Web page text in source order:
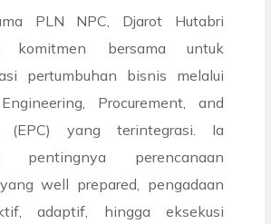
PLN NPC, Djarot Hutabri
komitmen bersama untuk
pertumbuhan bisnis melalui
Procurement, and
(EPC) yang terintegrasi. Ia
pentingnya perencanaan
well prepared, pengadaan
adaptif, hingga eksekusi